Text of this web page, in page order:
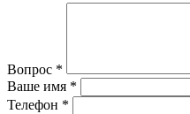
Вопрос *
Ваше имя *
Телефон *